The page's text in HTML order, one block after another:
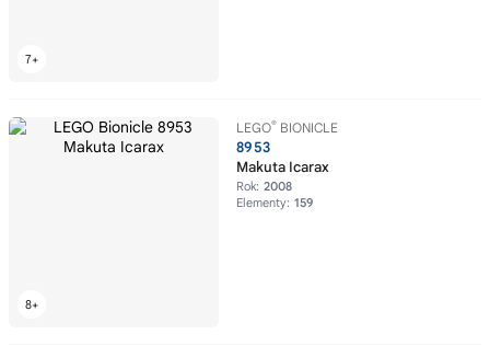
LEGO® BIONICLE
8953
Makuta Icarax
Rok: 2008
Elementy: 159